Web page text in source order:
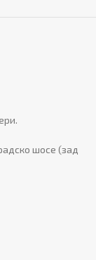
шосе (зад